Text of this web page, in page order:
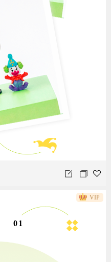
01
VIP